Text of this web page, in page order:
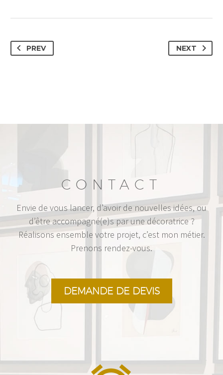
PREV NEXT
CONTACT
Envie de vous lancer, d’avoir de nouvelles idées, ou
d’être accompagné(e)s par une décoratrice ?
Réalisons ensemble votre projet, c’est mon métier.
Prenons rendez-vous.
DEMANDE DE DEVIS